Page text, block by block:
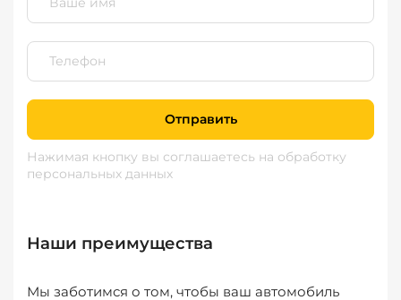
Отправить
Нажимая кнопку вы соглашаетесь на обработку
персональных данных
Наши преимущества
Мы заботимся о том, чтобы ваш автомобиль